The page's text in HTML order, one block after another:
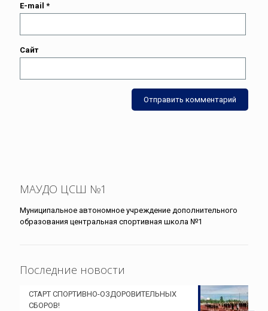
E-mail *
Сайт
МАУДО ЦСШ №1
Муниципальное автономное учреждение дополнительного
образования центральная спортивная школа №1
Последние новости
СТАРТ СПОРТИВНО-ОЗДОРОВИТЕЛЬНЫХ
СБОРОВ!